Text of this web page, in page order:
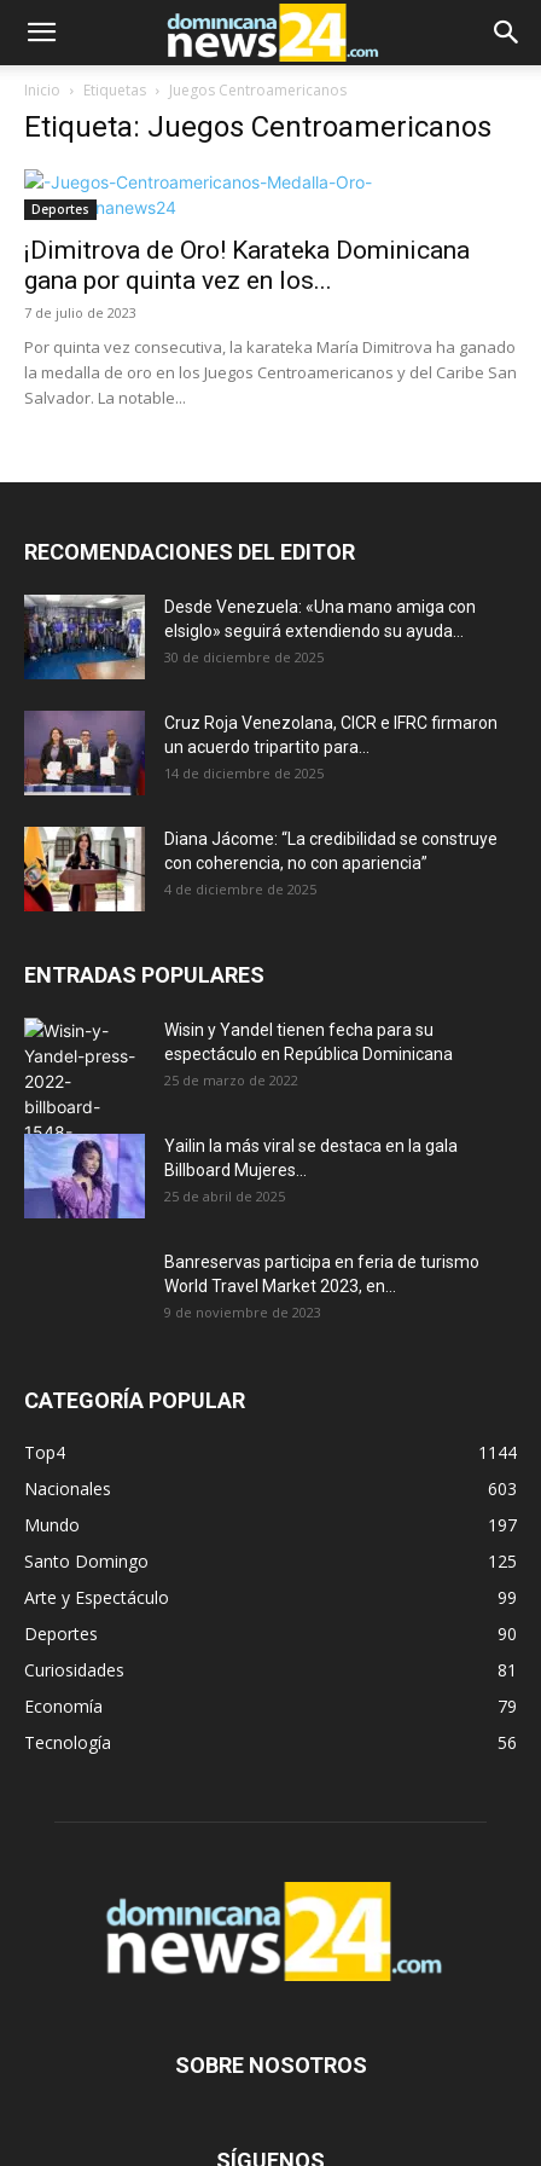
Inicio Etiquetas Juegos Centroamericanos
Etiqueta: Juegos Centroamericanos
Deportes
¡Dimitrova de Oro! Karateka Dominicana
gana por quinta vez en los...
7 de julio de 2023
Por quinta vez consecutiva, la karateka María Dimitrova ha ganado
la medalla de oro en los Juegos Centroamericanos y del Caribe San
Salvador. La notable...
RECOMENDACIONES DEL EDITOR
Desde Venezuela: «Una mano amiga con
elsiglo» seguirá extendiendo su ayuda...
30 de diciembre de 2025
Cruz Roja Venezolana, CICR e IFRC firmaron
un acuerdo tripartito para...
14 de diciembre de 2025
Diana Jácome: “La credibilidad se construye
con coherencia, no con apariencia”
4 de diciembre de 2025
ENTRADAS POPULARES
Wisin y Yandel tienen fecha para su
espectáculo en República Dominicana
25 de marzo de 2022
Yailin la más viral se destaca en la gala
Billboard Mujeres...
25 de abril de 2025
Banreservas participa en feria de turismo
World Travel Market 2023, en...
9 de noviembre de 2023
CATEGORÍA POPULAR
Top4
1144
Nacionales
603
Mundo
197
Santo Domingo
125
Arte y Espectáculo
99
Deportes
90
Curiosidades
81
Economía
79
Tecnología
56
SOBRE NOSOTROS
SÍGUENOS